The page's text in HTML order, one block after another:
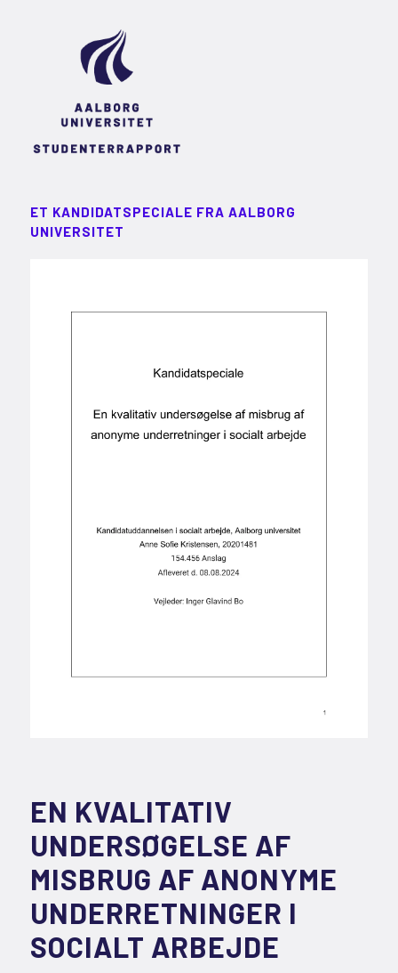
ET KANDIDATSPECIALE FRA AALBORG
UNIVERSITET
EN KVALITATIV
UNDERSØGELSE AF
MISBRUG AF ANONYME
UNDERRETNINGER I
SOCIALT ARBEJDE